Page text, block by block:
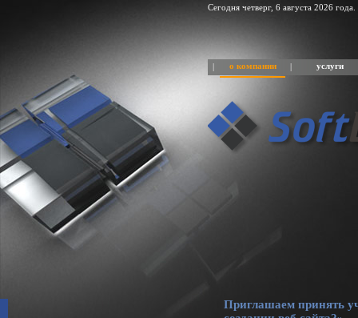
Сегодня четверг, 6 августа 2026
о компании услуги
Приглашаем принять